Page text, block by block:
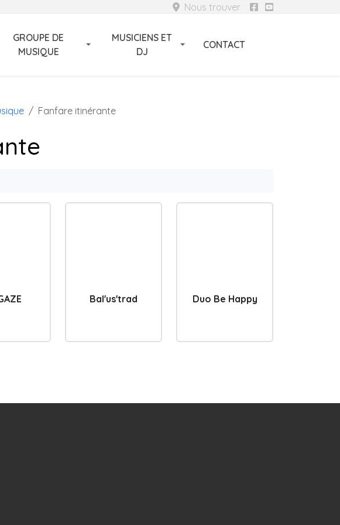
Nous trouver
GROUPE DE
MUSIQUE
MUSICIENS ET
DJ
CONTACT
Fanfare itinérante
Bal'us'trad Duo Be Happy